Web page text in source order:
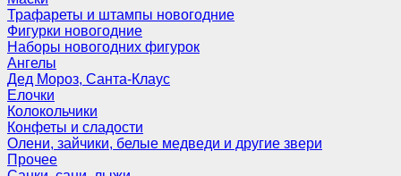
Трафареты и штампы новогодние
Фигурки новогодние
Наборы новогодних фигурок
Ангелы
Дед Мороз, Санта-Клаус
Елочки
Колокольчики
Конфеты и сладости
Олени, зайчики, белые медведи и другие звери
Прочее